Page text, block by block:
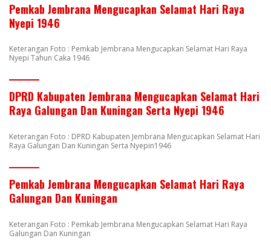
Pemkab Jembrana Mengucapkan Selamat Hari Raya
Nyepi 1946
Keterangan Foto : Pemkab Jembrana Mengucapkan Selamat Hari Raya
Nyepi Tahun Caka 1946
DPRD Kabupaten Jembrana Mengucapkan Selamat Hari
Raya Galungan Dan Kuningan Serta Nyepi 1946
Keterangan Foto : DPRD Kabupaten Jembrana Mengucapkan Selamat Hari
Raya Galungan Dan Kuningan Serta Nyepin1946
Pemkab Jembrana Mengucapkan Selamat Hari Raya
Galungan Dan Kuningan
Keterangan Foto : Pemkab Jembrana Mengucapkan Selamat Hari Raya
Galungan Dan Kuningan